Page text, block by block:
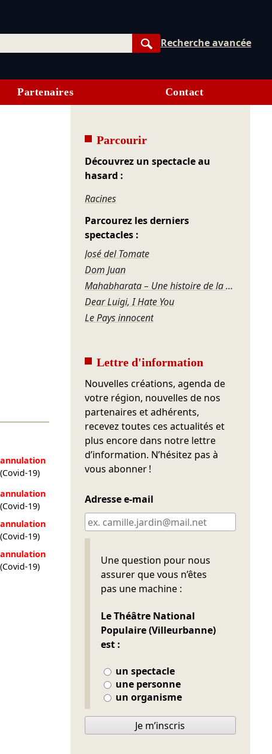
Rechercher
Recherche avancée
Partenaires Contact
annulation
(Covid-19)
annulation
(Covid-19)
annulation
(Covid-19)
annulation
(Covid-19)
Parcourir
Découvrez un spectacle au
hasard :
Racines
Parcourez les derniers
spectacles :
José del Tomate
Dom Juan
Mahabharata – Une histoire de la violence
Dear Luigi, I Hate You
Le Pays innocent
Lettre d'information
Nouvelles créations, agenda de
votre région, nouvelles de nos
partenaires et adhérents,
recevez toutes ces actualités et
plus encore dans notre lettre
d’information. N’hésitez pas à
vous abonner !
Adresse e-mail
Une question pour nous
assurer que vous n’êtes
pas une machine :
Le Théâtre National
Populaire (Villeurbanne)
est :
un spectacle
une personne
un organisme
Ne pas remplir
Je m’inscris